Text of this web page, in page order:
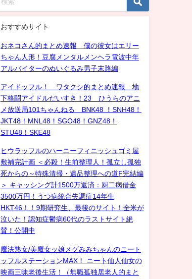
おすすめサイト
おネコさん的まとめ速報 僕の彼女はエリー
ちゃん人形！豆腐メンタルメンヘラ電波中年
アルバイターのぬいぐるみ男子末路編
アイドッフル！ ワタクシ的まとめ速報 地
下格闘アイドルだいすき！23 ひうらのアニ
メ放送局101ちゃんねる BNK48 ！SNH48！
JKT48！MNL48！SGO48！GNZ48！
STU48！SKE48
ヒウラッフルのハーニーフィニッシュゴミ屋
敷補完計画 ＜必殺！生前整理人！孤立し孤独
死からの～特殊清掃・遺品整理への道F完結編
＞ キャッシング計1500万返済：厨二病借金
3500万円！うつ病統合失調症14年生
HKT46！！9期研究生、最後のサイト！全米が
泣いた！認知症鬱病60代のラストサイト絶
賛！公開中
魔法熟女/美魔女ッ娘メグみみちゃんのニート
ッフルステーションMAX！ ニート仙人仙女の
映画三昧老後生活！（無職孤独居老人的まと